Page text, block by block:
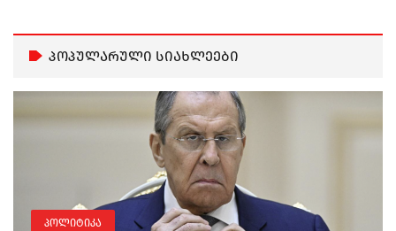
პოპულარული სიახლეები
პოლიტიკა